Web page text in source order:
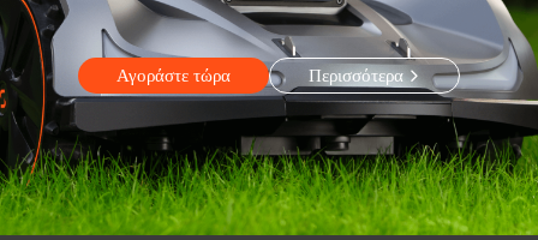
Αγοράστε τώρα Περισσότερα